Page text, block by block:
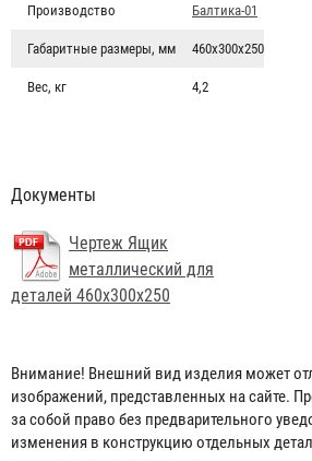
Производство Балтика-01
Габаритные размеры, мм 460x300x250
Вес, кг 4,2
Документы
Чертеж Ящик
металлический для
деталей 460x300x250
Внимание! Внешний вид изделия может
изображений, представленных на сайте.
за собой право без предварительного
изменения в конструкцию отдельных
Ящик металлический для